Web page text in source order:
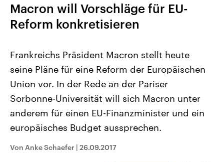
Landtagswahl Sachsen-Anhalt
2026
Alle Informationen
Sachsen-Anhalt wählt am 6.
September 2026 einen neuen
Landtag. Seit 2021 wird das
Bundesland von einer Koalition aus
CDU, SPD und FDP regiert.-
Umfragen, Prognosen,
Wahlprogramme, aktuelle Berichte
USA
Aktuelle Beiträge,
Hintergründe
Wirtschaftlich und
gehören die Vereinigten
den mächtigsten Ländern
mit großem Einfluss auf
Macron will Vorschläge für EU-
Reform konkretisieren
Frankreichs Präsident Macron stellt heute
seine Pläne für eine Reform der Europäischen
Union vor. In der Rede an der Pariser
Sorbonne-Universität will sich Macron unter
anderem für einen EU-Finanzminister und ein
europäisches Budget aussprechen.
Von Anke Schaefer | 26.09.2017